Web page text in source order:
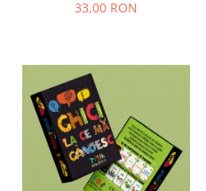
33,00 RON